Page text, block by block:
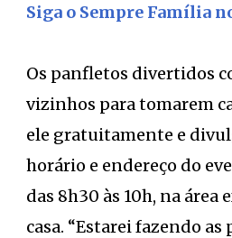
Siga o Sempre Família
Os panfletos divertidos
vizinhos para tomarem
ele gratuitamente e
horário e endereço do
das 8h30 às 10h, na área
casa. “Estarei fazendo as